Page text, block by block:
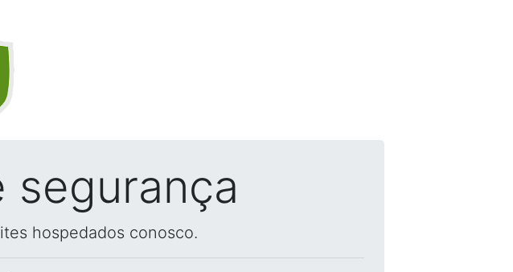
segurança
hospedados conosco.